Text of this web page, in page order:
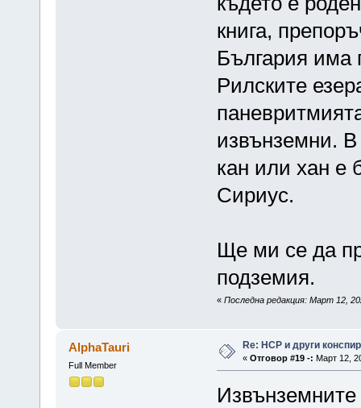
книга,
България има
Рилските
извънземни.
кан или хан е
Сириус.
Ще ми се да
подземия.
« Последна редакция: Март 12,
AlphaTauri
Full Member
Re: НСР и други
« Отговор #19 -: Март 12,